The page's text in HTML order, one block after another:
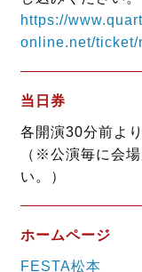
https://
online.net/ticket/
当日券
各開演30分前よ
（※公演毎に会
い。）
ホームページ
FESTA松本